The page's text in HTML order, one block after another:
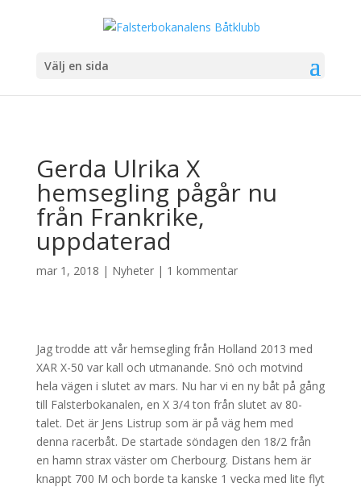
Välj en sida
Gerda Ulrika X
hemsegling pågår nu
från Frankrike,
uppdaterad
mar 1, 2018 | Nyheter| 1 kommentar
Jag trodde att vår hemsegling från Holland 2013 med
XAR X-50 var kall och utmanande. Snö och motvind
hela vägen i slutet av mars. Nu har vi en ny båt på gång
till Falsterbokanalen, en X 3/4 ton från slutet av 80-
talet. Det är Jens Listrup som är på väg hem med
denna racerbåt. De startade söndagen den 18/2 från
en hamn strax väster om Cherbourg. Distans hem är
knappt 700 M och borde ta kanske 1 vecka med lite flyt